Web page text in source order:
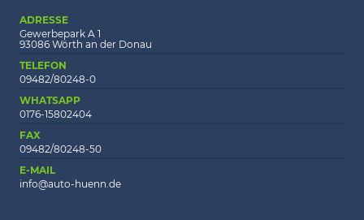
ADRESSE
Gewerbepark A 1
93086 Wörth an der Donau
TELEFON
09482/80248-0
WHATSAPP
0176-15802404
FAX
09482/80248-50
E-MAIL
info@auto-huenn.de